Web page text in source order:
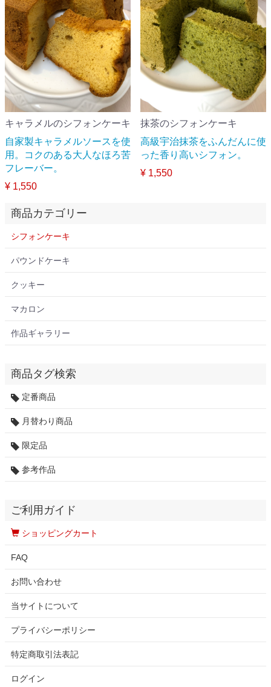
キャラメルのシフォンケーキ
自家製キャラメルソースを使
用。コクのある大人なほろ苦
フレーバー。
¥ 1,550
抹茶のシフォンケーキ
高級宇治抹茶をふんだんに使
った香り高いシフォン。
¥ 1,550
商品カテゴリー
シフォンケーキ
パウンドケーキ
クッキー
マカロン
作品ギャラリー
商品タグ検索
定番商品
月替わり商品
限定品
参考作品
ご利用ガイド
ショッピングカート
FAQ
お問い合わせ
当サイトについて
プライバシーポリシー
特定商取引法表記
ログイン